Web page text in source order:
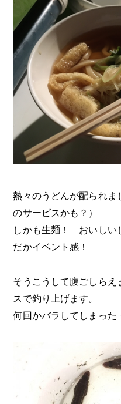
熱々のうどんが配られま
のサービスかも？）
しかも生麺！ おいしい
だかイベント感！
そうこうして腹ごしらえ
スで釣り上げます。
何回かバラしてしまった